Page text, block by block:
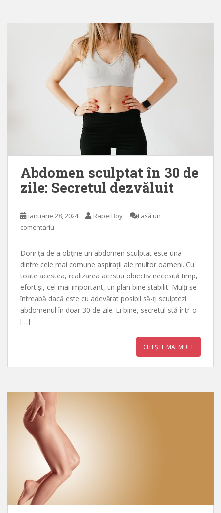
Abdomen sculptat în 30 de
zile: Secretul dezvăluit
ianuarie 28, 2024 RaperBoy
Lasă un
comentariu
Dorința de a obține un abdomen sculptat este una
dintre cele mai comune aspirații ale multor oameni. Cu
toate acestea, realizarea acestui obiectiv necesită timp,
efort și, cel mai important, un plan bine stabilit. Mulți se
întreabă dacă este cu adevărat posibil să-ți sculptezi
abdomenul în doar 30 de zile. Ei bine, secretul stă într-o
[…]
CITEȘTE MAI MULT